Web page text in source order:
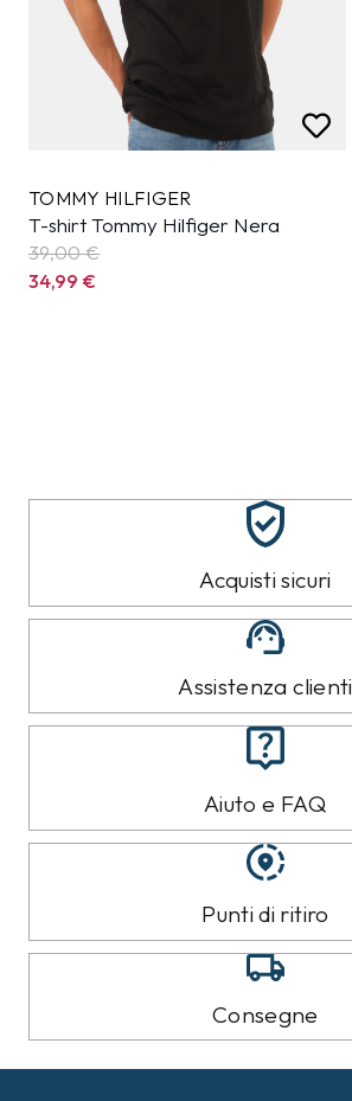
TOMMY HILFIGER
T-shirt Tommy Hilfiger Nera
39,00 €
34,99€
Acquisti sicuri
Assistenza clienti
Aiuto e FAQ
Punti di ritiro
Consegne